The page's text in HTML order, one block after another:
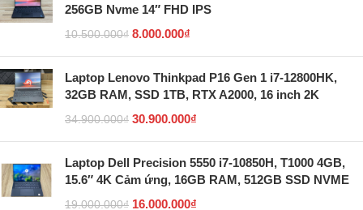
256GB Nvme 14″ FHD IPS
10.500.000₫ 8.000.000₫
Laptop Lenovo Thinkpad P16 Gen 1 i7-12800HK,
32GB RAM, SSD 1TB, RTX A2000, 16 inch 2K
34.900.000₫ 30.900.000₫
Laptop Dell Precision 5550 i7-10850H, T1000 4GB,
15.6″ 4K Cảm ứng, 16GB RAM, 512GB SSD NVME
19.000.000₫ 16.000.000₫